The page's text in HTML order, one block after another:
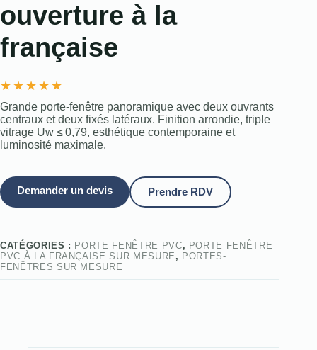
ouverture à la
française
★ ★ ★ ★ ★
Grande porte-fenêtre panoramique avec deux ouvrants
centraux et deux fixés latéraux. Finition arrondie, triple
vitrage Uw ≤ 0,79, esthétique contemporaine et
luminosité maximale.
Demander un devis Prendre RDV
CATÉGORIES : PORTE FENÊTRE PVC, PORTE FENÊTRE
PVC À LA FRANÇAISE SUR MESURE , PORTES-
FENÊTRES SUR MESURE